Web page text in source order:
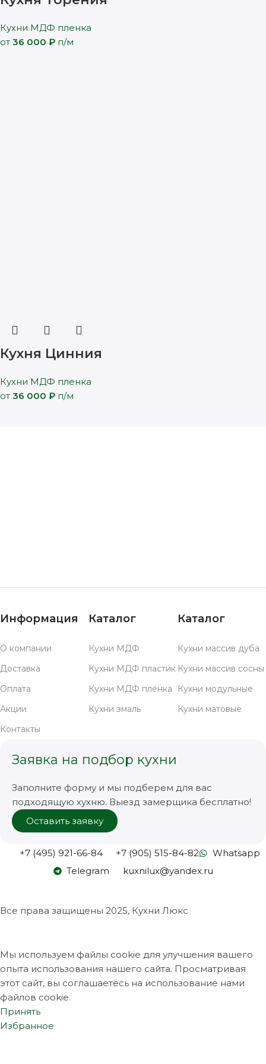
Кухни МДФ пленка
от 36 000 ₽ п/м
Кухня Цинния
Кухни МДФ пленка
от 36 000 ₽ п/м
Информация
О компании
Доставка
Оплата
Акции
Контакты
Каталог
Кухни МДФ
Кухни МДФ пластик
Кухни МДФ плёнка
Кухни эмаль
Каталог
Кухни массив дуба
Кухни массив сосны
Кухни модульные
Кухни матовые
Заявка на подбор кухни
Заполните форму и мы подберем для вас
подходящую хухню. Выезд замерщика бесплатно!
Оставить заявку
+7 (495) 921-66-84 +7 (905) 515-84-82
Whatsapp
Telegram
kuxnilux@yandex.ru
Все права защищены 2025, Кухни Люкс
Мы используем файлы cookie для улучшения вашего
опыта использования нашего сайта. Просматривая
этот сайт, вы соглашаетесь на использование нами
файлов cookie.
Принять
Избранное